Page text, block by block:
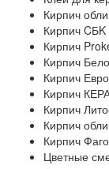
Кирпич
Кирпич CБK
Кирпич
Кирпич
Кирпич
Кирпич
Кирпич
Кирпич
Кирпич
Цветные